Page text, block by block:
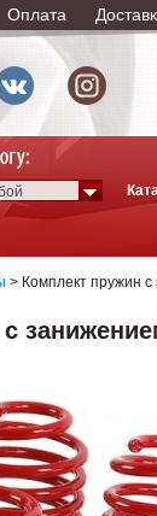
Оплата
> Комплект пружин